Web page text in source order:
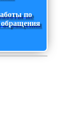
по
обращения